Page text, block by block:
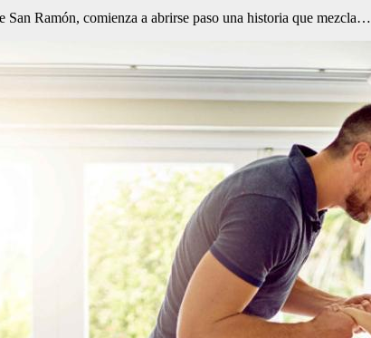
San Ramón, comienza a abrirse paso una historia que mezcla…